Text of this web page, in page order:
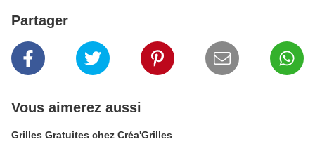
Partager
Vous aimerez aussi
Grilles Gratuites chez Créa'Grilles